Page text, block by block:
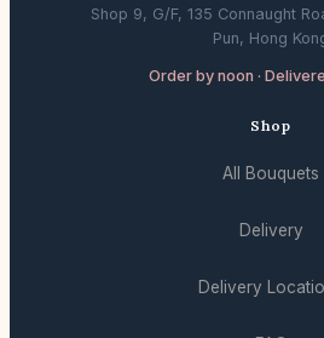
Shop 9, G/F, 135 Connaught
Pun, Hong
Order by noon ·
Shop
All Bouquets
Delivery
Delivery